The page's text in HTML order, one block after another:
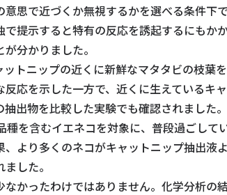
思で近づくか無視するかを選べる条件下
提示すると特有の反応を誘起するにもか
分かりました。
トニップの近くに新鮮なマタタビの枝葉
応を示した一方で、近くに生えているキ
出物を比較した実験でも確認されました。
を含むイエネコを対象に、普段過ごして
より多くのネコがキャットニップ抽出
した。
かったわけではありません。化学分析の